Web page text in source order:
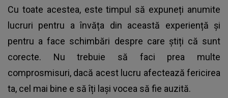
Cu toate acestea, este timpul să expuneți anumite
lucruri pentru a învăța din această experiență și
pentru a face schimbări despre care știți că sunt
corecte. Nu trebuie să faci prea multe
comprosmisuri, dacă acest lucru afectează fericirea
ta, cel mai bine e să îți lași vocea să fie auzită.